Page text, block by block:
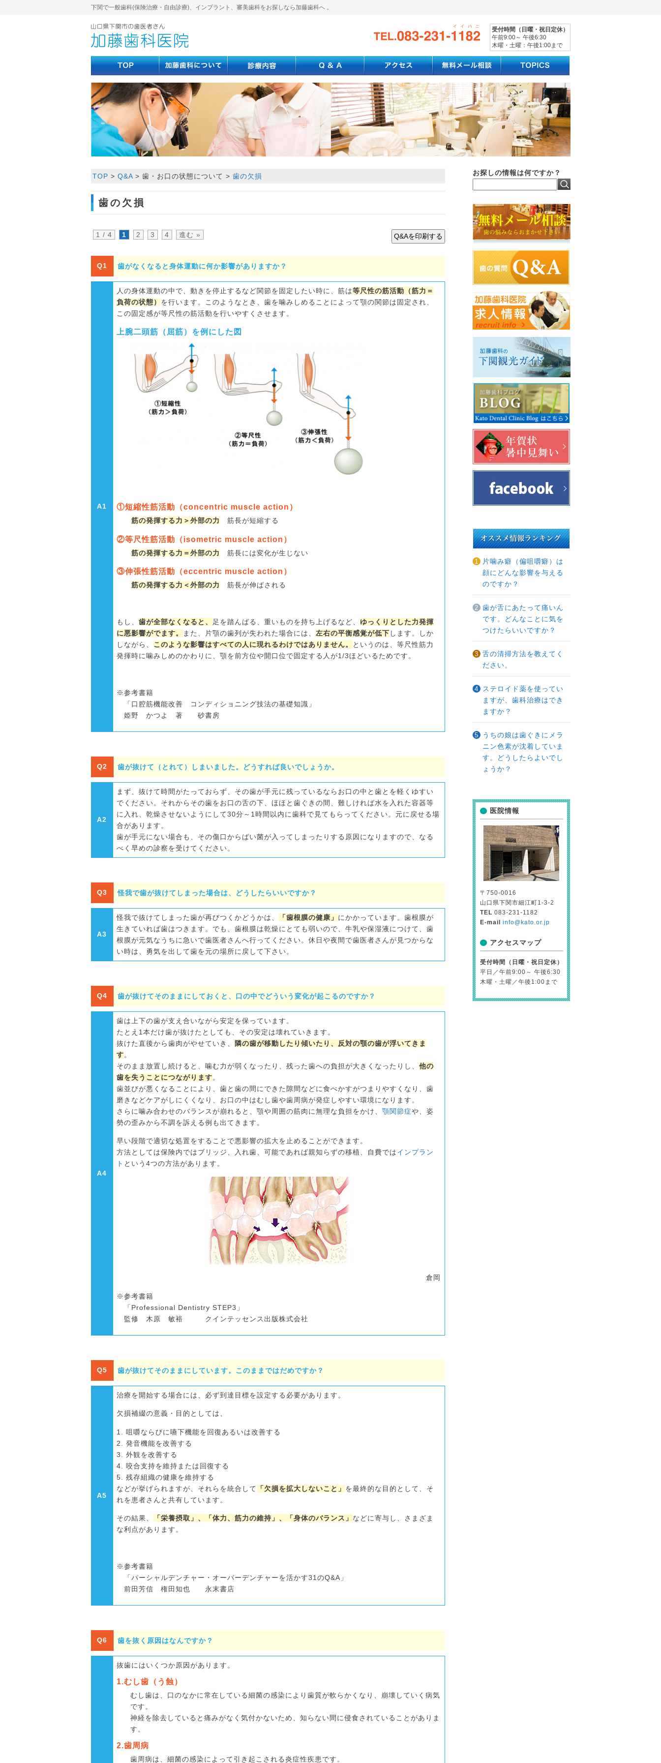
下関で一般歯科(保険治療・自由診療)、インプラント、審美歯科をお探しなら加藤歯科へ 。
受付時間（日曜・祝日定休）
午前9:00～ 午後6:30
木曜・土曜：午後1:00まで
TOP > Q&A > 歯・お口の状態について > 歯の欠損
歯の欠損
1 / 4 1 2 3 4 進む »
Q1 歯がなくなると身体運動に何か影響がありますか？
A1
人の身体運動の中で、動きを停止するなど関節を固定したい時に、筋は等尺性の筋活動（筋力＝
負荷の状態） を行います。このようなとき、歯を噛みしめることによって顎の関節は固定され、
この固定感が等尺性の筋活動を行いやすくさせます。
上腕二頭筋（屈筋）を例にした図
①短縮性筋活動（concentric muscle action）
筋の発揮する力＞外部の力 筋長が短縮する
②等尺性筋活動（isometric muscle action）
筋の発揮する力＝外部の力 筋長には変化が生じない
③伸張性筋活動（eccentric muscle action）
筋の発揮する力＜外部の力 筋長が伸ばされる
もし、 歯が全部なくなると、 足を踏んばる、重いものを持ち上げるなど、 ゆっくりとした力発揮
に悪影響がでます。
また、片顎の歯列が失われた場合には、 左右の平衡感覚が低下 します。しか
しながら、 このような影響はすべての人に現れるわけではありません。
というのは、等尺性筋力
発揮時に噛みしめのかわりに、顎を前方位や開口位で固定する人が1/3ほどいるためです。
※参考書籍
「口腔筋機能改善 コンディショニング技法の基礎知識」
姫野 かつよ 著 砂書房
Q2 歯が抜けて（とれて）しまいました。どうすれば良いでしょうか。
A2
まず、抜けて時間がたっておらず、その歯が手元に残っているならお口の中と歯とを軽くゆすい
でください。それからその歯をお口の舌の下、ほほと歯ぐきの間、難しければ水を入れた容器等
に入れ、乾燥させないようにして30分～1時間以内に歯科で見てもらってください。元に戻せる場
合があります。
歯が手元にない場合も、その傷口からばい菌が入ってしまったりする原因になりますので、なる
べく早めの診察を受けてください。
Q3 怪我で歯が抜けてしまった場合は、どうしたらいいですか？
A3
怪我で抜けてしまった歯が再びつくかどうかは、 「歯根膜の健康」 にかかっています。歯根膜が
生きていれば歯はつきます。でも、歯根膜は乾燥にとても弱いので、牛乳や保湿液につけて、歯
根膜が元気なうちに急いで歯医者さんへ行ってください。休日や夜間で歯医者さんが見つからな
い時は、勇気を出して歯を元の場所に戻して下さい。
Q4 歯が抜けてそのままにしておくと、口の中でどういう変化が起こるのですか？
A4
歯は上下の歯が支え合いながら安定を保っています。
たとえ1本だけ歯が抜けたとしても、その安定は壊れていきます。
抜けた直後から歯肉がやせていき、
隣の歯が移動したり傾いたり、反対の顎の歯が浮いてきま
す。
そのまま放置し続けると、噛む力が弱くなったり、残った歯への負担が大きくなったりし、 他の
歯を失うことにつながります。
歯並びが悪くなることにより、歯と歯の間にできた隙間などに食べかすがつまりやすくなり、歯
磨きなどケアがしにくくなり、お口の中はむし歯や歯周病が発症しやすい環境になります。
さらに噛み合わせのバランスが崩れると、顎や周囲の筋肉に無理な負担をかけ、 顎関節症や、姿
勢の歪みから不調を訴える例も出てきます。
早い段階で適切な処置をすることで悪影響の拡大を止めることができます。
方法としては保険内ではブリッジ、入れ歯、可能であれば親知らずの移植、自費ではインプラン
ト という4つの方法があります。
倉岡
※参考書籍
「Professional Dentistry STEP3」
監修 木原 敏裕 クインテッセンス出版株式会社
Q5 歯が抜けてそのままにしています。このままではだめですか？
A5
治療を開始する場合には、必ず到達目標を設定する必要があります。
欠損補綴の意義・目的としては、
咀嚼ならびに嚥下機能を回復あるいは改善する
発音機能を改善する
外観を改善する
咬合支持を維持または回復する
残存組織の健康を維持する
などが挙げられますが、それらを統合して
「欠損を拡大しないこと」 を最終的な目的として、そ
れを患者さんと共有しています。
その結果、 「栄養摂取」、「体力、筋力の維持」、「身体のバランス」 などに寄与し、さまざま
な利点があります。
※参考書籍
「パーシャルデンチャー・オーバーデンチャーを活かす31のQ&A」
前田芳信 権田知也 永末書店
Q6 歯を抜く原因はなんですか？
抜歯にはいくつか原因があります。
1.むし歯（う蝕）
むし歯は、口のなかに常在している細菌の感染により歯質が軟らかくなり、崩壊していく病気
です。
神経を除去していると痛みがなく気付かないため、知らない間に侵食されていることがありま
す。
2.歯周病
歯周病は、細菌の感染によって引き起こされる炎症性疾患です。
お探しの情報は何ですか？
片噛み癖（偏咀嚼癖）は
顔にどんな影響を与える
のですか？
歯が舌にあたって痛いん
です。どんなことに気を
つけたらいいですか？
舌の清掃方法を教えてく
ださい。
ステロイド薬を使ってい
ますが、歯科治療はでき
ますか？
うちの娘は歯ぐきにメラ
ニン色素が沈着していま
す。どうしたらよいでし
ょうか？
医院情報
〒750-0016
山口県下関市細江町1-3-2
TEL 083-231-1182
E-mail
info@kato.or.jp
アクセスマップ
受付時間（日曜・祝日定休）
平日／午前9:00～ 午後6:30
木曜・土曜／午後1:00まで